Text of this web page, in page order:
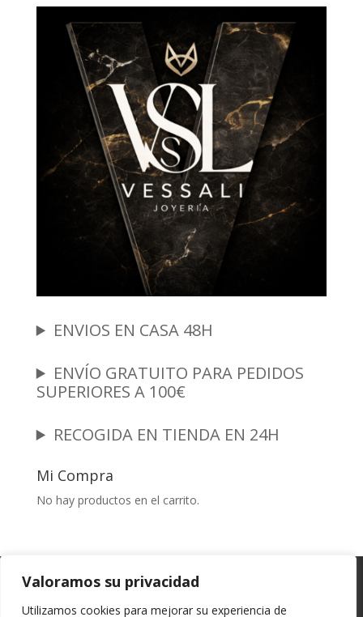
Valoramos su privacidad
Utilizamos cookies para mejorar su experiencia de
ENVIOS EN CASA 48H
ENVÍO GRATUITO PARA PEDIDOS
SUPERIORES A 100€
RECOGIDA EN TIENDA EN 24H
Mi Compra
No hay productos en el carrito.
Garantia y Autenticidad